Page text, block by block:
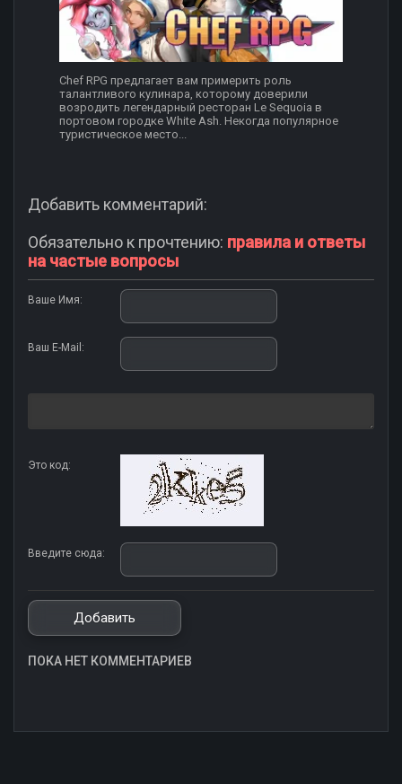
Chef RPG предлагает вам примерить роль
талантливого кулинара, которому доверили
возродить легендарный ресторан Le Sequoia в
портовом городке White Ash. Некогда популярное
туристическое место...
Добавить комментарий:
Обязательно к прочтению: правила и ответы
на частые вопросы
Ваше Имя:
Ваш E-Mail:
Это код:
Введите сюда:
ПОКА НЕТ КОММЕНТАРИЕВ